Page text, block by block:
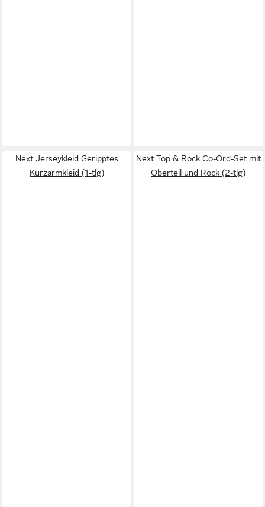
Next Jerseykleid Geripptes
Kurzarmkleid (1-tlg)
Next Top & Rock Co-Ord-Set mit
Oberteil und Rock (2-tlg)